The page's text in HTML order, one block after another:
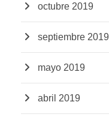
octubre 2019
septiembre 2019
mayo 2019
abril 2019